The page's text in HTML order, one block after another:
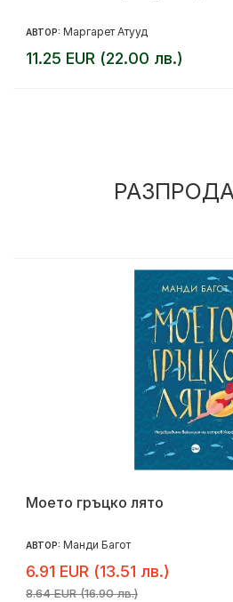
АВТОР: Маргарет Атууд
11.25 EUR (22.00 лв.)
Моето гръцко лято
АВТОР: Манди Багот
6.91 EUR (13.51 лв.)
8.64 EUR (16.90 лв.)